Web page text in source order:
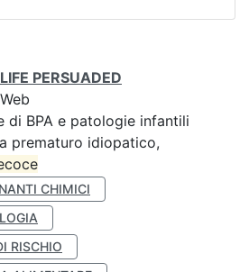
PERSUADED
di BPA e patologie infantili
prematuro idiopatico,
CHIMICI
RISCHIO